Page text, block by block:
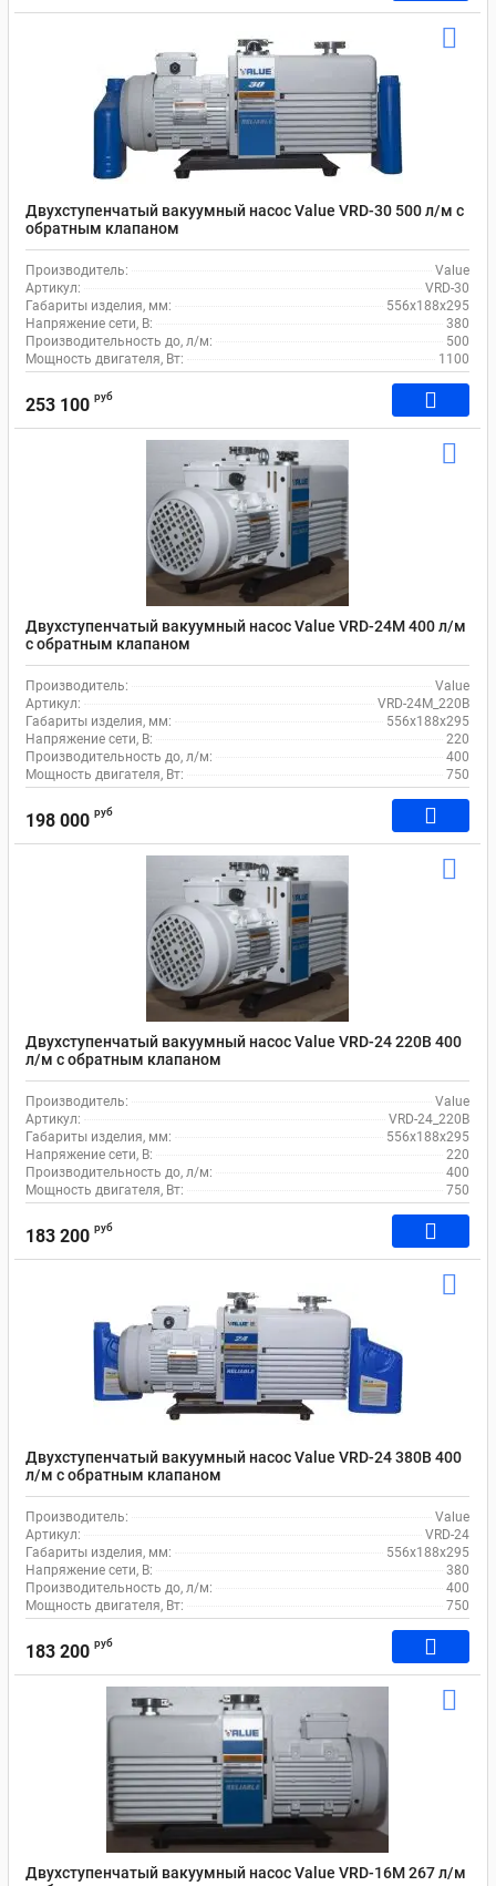
Двухступенчатый вакуумный насос Value VRD-30 500 л/м c
обратным клапаном
Производитель:
Value
Артикул:
VRD-30
Габариты изделия, мм:
556х188х295
Напряжение сети, В:
380
Производительность до, л/м:
500
Мощность двигателя, Вт:
1100
253 100 руб
Двухступенчатый вакуумный насос Value VRD-24M 400 л/м
c обратным клапаном
Производитель:
Value
Артикул:
VRD-24M_220В
Габариты изделия, мм:
556х188х295
Напряжение сети, В:
220
Производительность до, л/м:
400
Мощность двигателя, Вт:
750
198 000 руб
Двухступенчатый вакуумный насос Value VRD-24 220В 400
л/м c обратным клапаном
Производитель:
Value
Артикул:
VRD-24_220В
Габариты изделия, мм:
556х188х295
Напряжение сети, В:
220
Производительность до, л/м:
400
Мощность двигателя, Вт:
750
183 200 руб
Двухступенчатый вакуумный насос Value VRD-24 380В 400
л/м c обратным клапаном
Производитель:
Value
Артикул:
VRD-24
Габариты изделия, мм:
556х188х295
Напряжение сети, В:
380
Производительность до, л/м:
400
Мощность двигателя, Вт:
750
183 200 руб
Двухступенчатый вакуумный насос Value VRD-16M 267 л/м